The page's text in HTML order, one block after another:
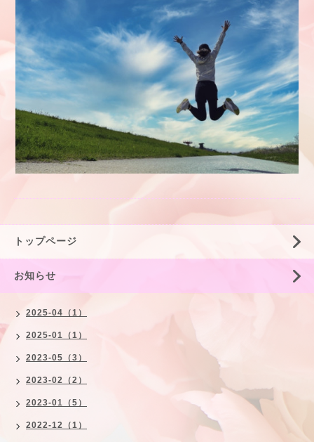
トップページ
お知らせ
2025-04（1）
2025-01（1）
2023-05（3）
2023-02（2）
2023-01（5）
2022-12（1）